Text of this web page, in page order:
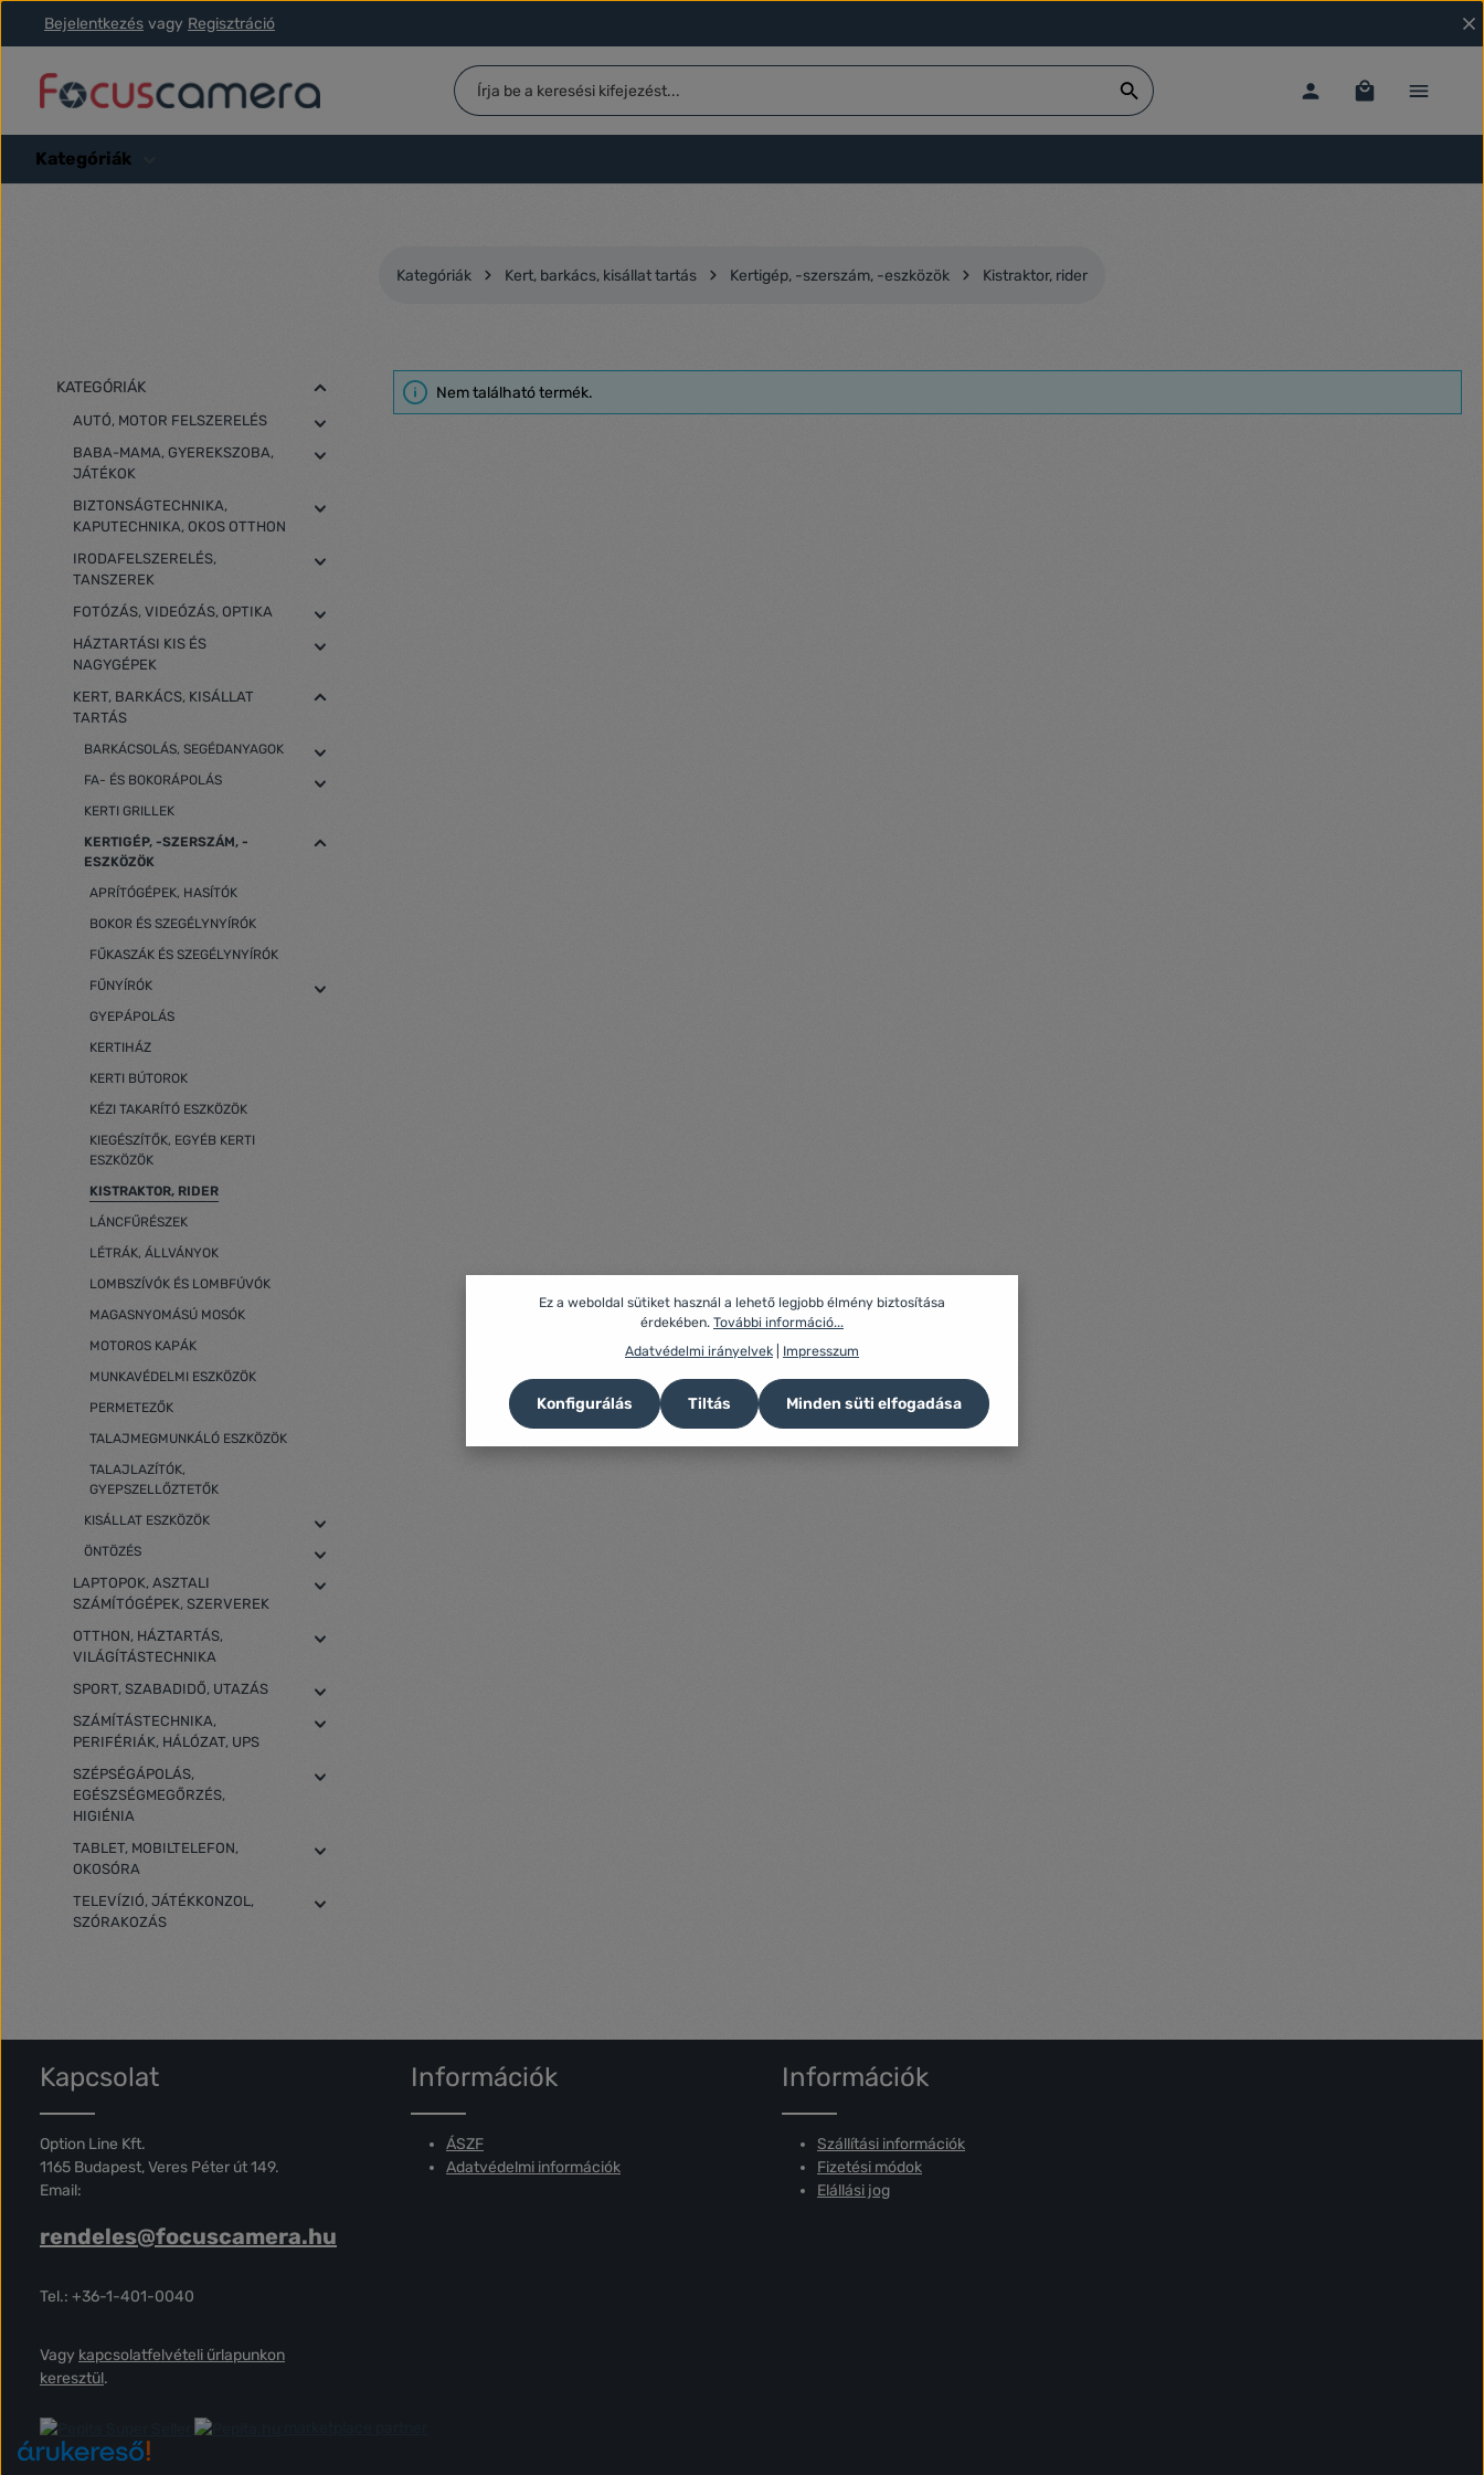
a fő tartalomra
Ugrás a kereséshez
Ugrás a fő navigációhoz
Bejelentkezés vagy Regisztráció
Kategóriák
Kategóriák Kert, barkács, kisállat tartás Kertigép, -szerszám, -eszközök Kistraktor, rider
KATEGÓRIÁK
AUTÓ, MOTOR FELSZERELÉS
BABA-MAMA, GYEREKSZOBA,
JÁTÉKOK
BIZTONSÁGTECHNIKA,
KAPUTECHNIKA, OKOS OTTHON
IRODAFELSZERELÉS,
TANSZEREK
FOTÓZÁS, VIDEÓZÁS, OPTIKA
HÁZTARTÁSI KIS ÉS
NAGYGÉPEK
KERT, BARKÁCS, KISÁLLAT
TARTÁS
BARKÁCSOLÁS, SEGÉDANYAGOK
FA- ÉS BOKORÁPOLÁS
KERTI GRILLEK
KERTIGÉP, -SZERSZÁM, -
ESZKÖZÖK
APRÍTÓGÉPEK, HASÍTÓK
BOKOR ÉS SZEGÉLYNYÍRÓK
FŰKASZÁK ÉS SZEGÉLYNYÍRÓK
FŰNYÍRÓK
GYEPÁPOLÁS
KERTIHÁZ
KERTI BÚTOROK
KÉZI TAKARÍTÓ ESZKÖZÖK
KIEGÉSZÍTŐK, EGYÉB KERTI
ESZKÖZÖK
KISTRAKTOR, RIDER
LÁNCFŰRÉSZEK
LÉTRÁK, ÁLLVÁNYOK
LOMBSZÍVÓK ÉS LOMBFÚVÓK
MAGASNYOMÁSÚ MOSÓK
MOTOROS KAPÁK
MUNKAVÉDELMI ESZKÖZÖK
PERMETEZŐK
TALAJMEGMUNKÁLÓ ESZKÖZÖK
TALAJLAZÍTÓK,
GYEPSZELLŐZTETŐK
KISÁLLAT ESZKÖZÖK
ÖNTÖZÉS
LAPTOPOK, ASZTALI
SZÁMÍTÓGÉPEK, SZERVEREK
OTTHON, HÁZTARTÁS,
VILÁGÍTÁSTECHNIKA
SPORT, SZABADIDŐ, UTAZÁS
SZÁMÍTÁSTECHNIKA,
PERIFÉRIÁK, HÁLÓZAT, UPS
SZÉPSÉGÁPOLÁS,
EGÉSZSÉGMEGŐRZÉS,
HIGIÉNIA
TABLET, MOBILTELEFON,
OKOSÓRA
TELEVÍZIÓ, JÁTÉKKONZOL,
SZÓRAKOZÁS
Nem található termék.
Kapcsolat
Option Line Kft.
1165 Budapest, Veres Péter út 149.
Email:
rendeles@focuscamera.hu
Tel.: +36-1-401-0040
Vagy kapcsolatfelvételi űrlapunkon
keresztül.
Információk
ÁSZF
Adatvédelmi információk
Információk
Szállítási információk
Fizetési módok
Elállási jog
Ez a weboldal sütiket használ a lehető legjobb élmény biztosítása
érdekében. További információ...
Adatvédelmi irányelvek
Impresszum
Tiltás
Konfigurálás Minden süti elfogadása